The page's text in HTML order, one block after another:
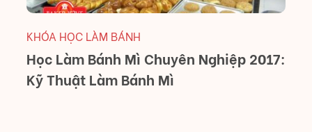
KHÓA HỌC LÀM BÁNH
Học Làm Bánh Mì Chuyên Nghiệp 2017:
Kỹ Thuật Làm Bánh Mì